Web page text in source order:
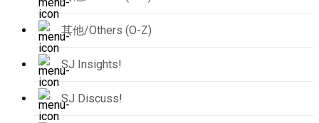
其他/Others (O-Z)
SJ Insights!
SJ Discuss!